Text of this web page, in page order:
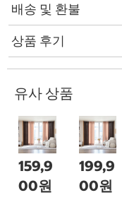
배송 및 환불
상품 후기
유사 상품
159,9
00원
199,9
00원